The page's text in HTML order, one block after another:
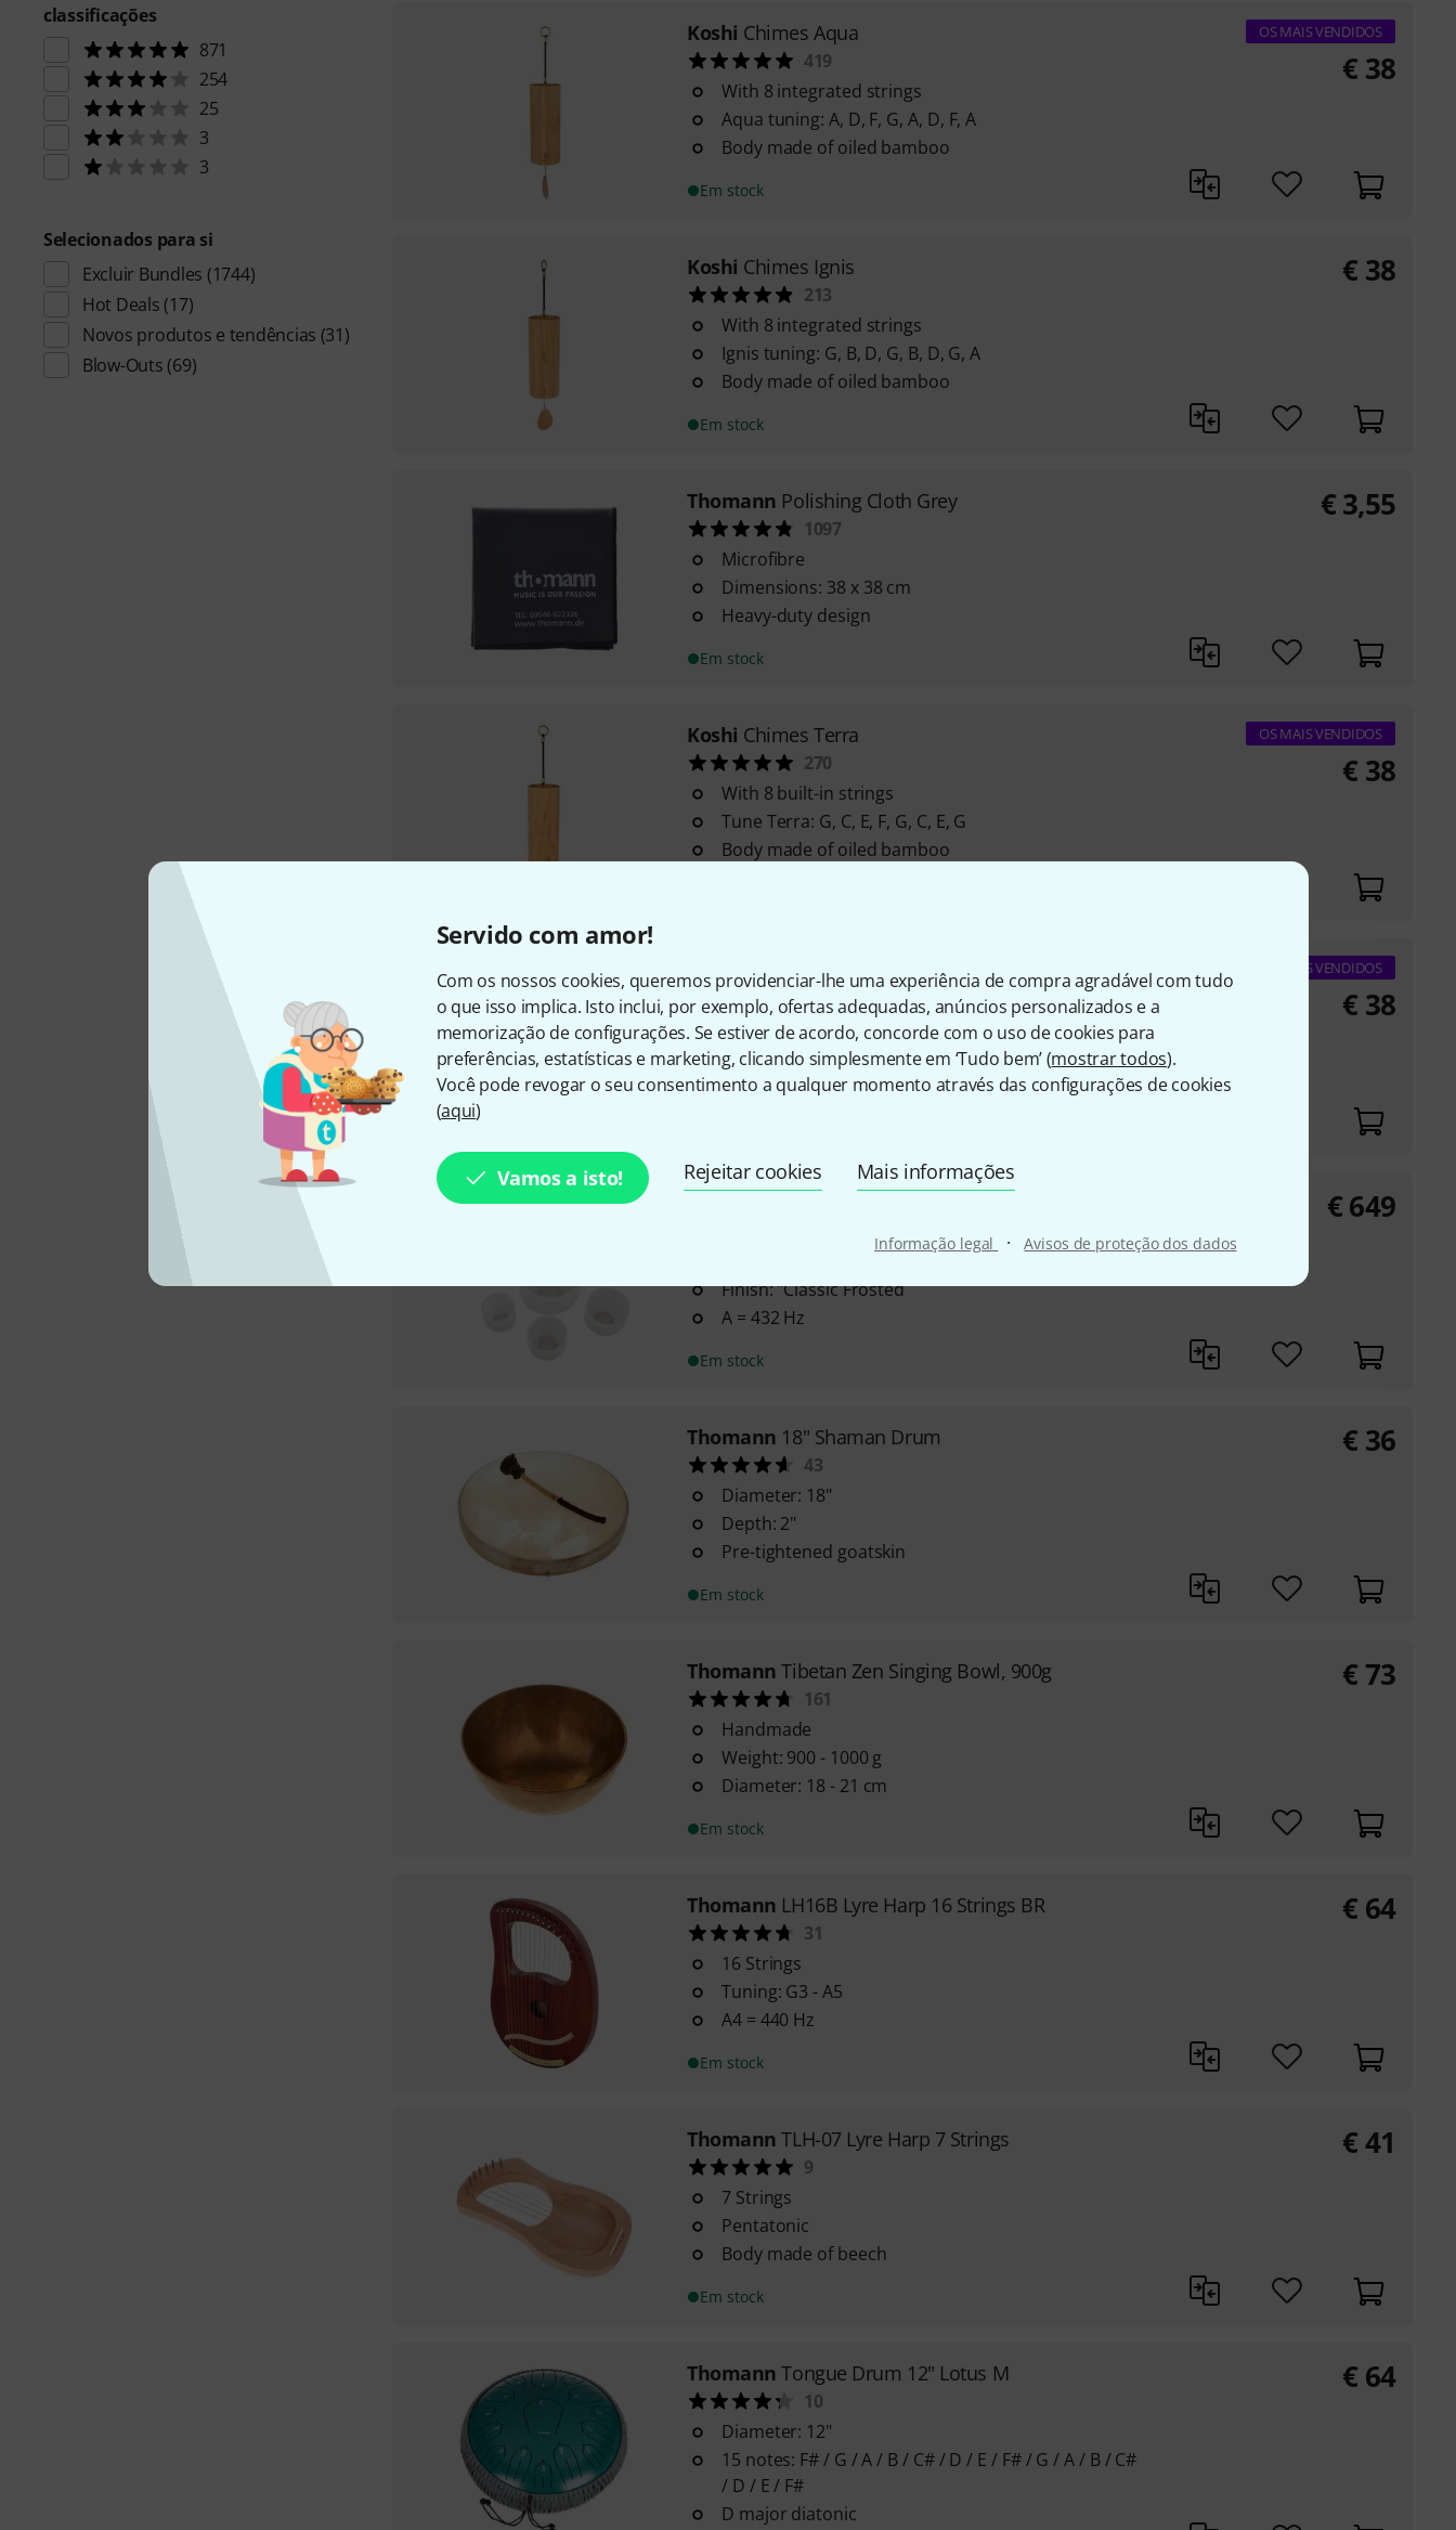
Servido com amor!
Com os nossos cookies, queremos providenciar-lhe uma experiência de compra agradável com tudo
o que isso implica. Isto inclui, por exemplo, ofertas adequadas, anúncios personalizados e a
memorização de configurações. Se estiver de acordo, concorde com o uso de cookies para
preferências, estatísticas e marketing, clicando simplesmente em ‘Tudo bem’ (mostrar todos).
Você pode revogar o seu consentimento a qualquer momento através das configurações de cookies
(aqui)
Vamos a isto! Rejeitar cookies Mais informações
Informação legal · Avisos de proteção dos dados
classificações
871
254
25
3
3
Selecionados para si
Excluir Bundles (1744)
Hot Deals (17)
Novos produtos e tendências (31)
Blow-Outs (69)
Koshi Chimes Aqua
419
With 8 integrated strings
Aqua tuning: A, D, F, G, A, D, F, A
Body made of oiled bamboo
Em stock
OS MAIS VENDIDOS
€ 38
Koshi Chimes Ignis
213
With 8 integrated strings
Ignis tuning: G, B, D, G, B, D, G, A
Body made of oiled bamboo
Em stock
€ 38
Thomann Polishing Cloth Grey
1097
Microfibre
Dimensions: 38 x 38 cm
Heavy-duty design
Em stock
€3,55
Koshi Chimes Terra
270
With 8 built-in strings
Tune Terra: G, C, E, F, G, C, E, G
Body made of oiled bamboo
OS MAIS VENDIDOS
€ 38
Chimes Aria
294
With 8 integrated strings
Aria tuning: A, C, E, A, B, C, E, B
Body made of oiled bamboo
OS MAIS VENDIDOS
€ 38
Finish: "Classic Frosted
A = 432 Hz
Em stock
€649
Thomann 18" Shaman Drum
43
Diameter: 18"
Depth: 2"
Pre-tightened goatskin
Em stock
€ 36
Thomann Tibetan Zen Singing Bowl, 900g
161
Handmade
Weight: 900 - 1000 g
Diameter: 18 - 21 cm
Em stock
€ 73
Thomann LH16B Lyre Harp 16 Strings BR
31
16 Strings
Tuning: G3 - A5
A4 = 440 Hz
Em stock
€ 64
Thomann TLH-07 Lyre Harp 7 Strings
9
7 Strings
Pentatonic
Body made of beech
Em stock
€41
Thomann Tongue Drum 12" Lotus M
10
Diameter: 12"
15 notes: F# / G / A / B / C# / D / E / F# / G / A / B / C#
/ D / E / F#
D major diatonic
€ 64